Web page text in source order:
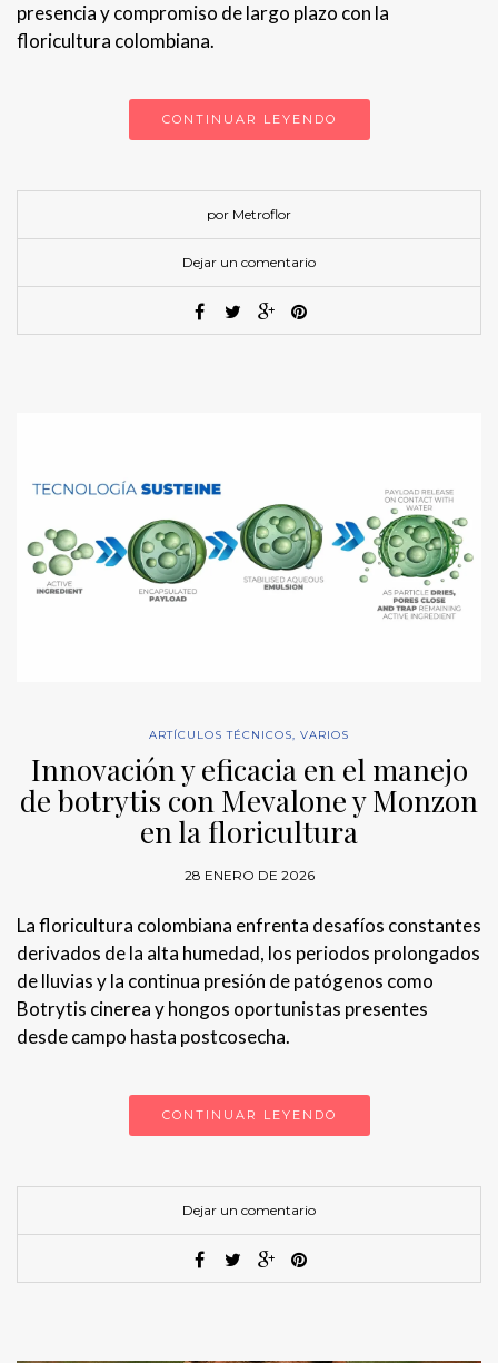
presencia y compromiso de largo plazo con la
floricultura colombiana.
CONTINUAR LEYENDO
por Metroflor
Dejar un comentario
ARTÍCULOS TÉCNICOS, VARIOS
Innovación y eficacia en el manejo
de botrytis con Mevalone y Monzon
en la floricultura
28 ENERO DE 2026
La floricultura colombiana enfrenta desafíos constantes
derivados de la alta humedad, los periodos prolongados
de lluvias y la continua presión de patógenos como
Botrytis cinerea y hongos oportunistas presentes
desde campo hasta postcosecha.
CONTINUAR LEYENDO
Dejar un comentario